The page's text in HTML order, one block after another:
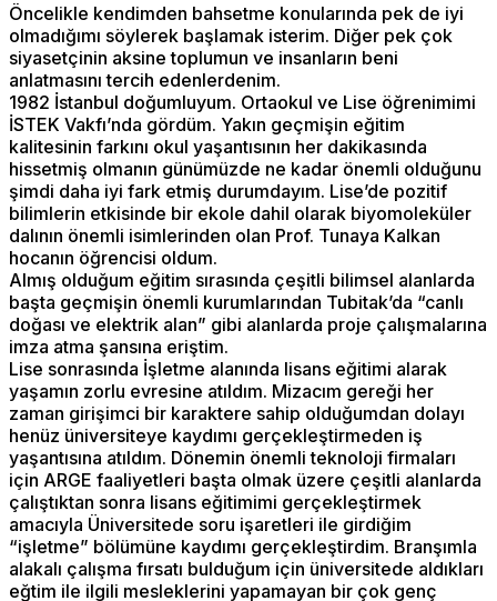
Öncelikle kendimden bahsetme konularında pek de iyi
olmadığımı söylerek başlamak isterim. Diğer pek çok
siyasetçinin aksine toplumun ve insanların beni
anlatmasını tercih edenlerdenim.
1982 İstanbul doğumluyum. Ortaokul ve Lise öğrenimimi
İSTEK Vakfı’nda gördüm. Yakın geçmişin eğitim
kalitesinin farkını okul yaşantısının her dakikasında
hissetmiş olmanın günümüzde ne kadar önemli olduğunu
şimdi daha iyi fark etmiş durumdayım. Lise’de pozitif
bilimlerin etkisinde bir ekole dahil olarak biyomoleküler
dalının önemli isimlerinden olan Prof. Tunaya Kalkan
hocanın öğrencisi oldum.
Almış olduğum eğitim sırasında çeşitli bilimsel alanlarda
başta geçmişin önemli kurumlarından Tubitak’da “canlı
doğası ve elektrik alan” gibi alanlarda proje çalışmalarına
imza atma şansına eriştim.
Lise sonrasında İşletme alanında lisans eğitimi alarak
yaşamın zorlu evresine atıldım. Mizacım gereği her
zaman girişimci bir karaktere sahip olduğumdan dolayı
henüz üniversiteye kaydımı gerçekleştirmeden iş
yaşantısına atıldım. Dönemin önemli teknoloji firmaları
için ARGE faaliyetleri başta olmak üzere çeşitli alanlarda
çalıştıktan sonra lisans eğitimimi gerçekleştirmek
amacıyla Üniversitede soru işaretleri ile girdiğim
“işletme” bölümüne kaydımı gerçekleştirdim. Branşımla
alakalı çalışma fırsatı bulduğum için üniversitede aldıkları
eğtim ile ilgili mesleklerini yapamayan bir çok genç